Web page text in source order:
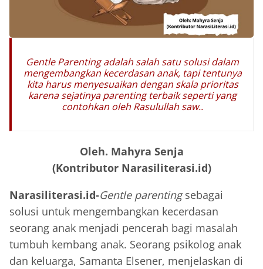
Gentle Parenting adalah salah satu solusi dalam
mengembangkan kecerdasan anak, tapi tentunya
kita harus menyesuaikan dengan skala prioritas
karena sejatinya parenting terbaik seperti yang
contohkan oleh Rasulullah saw..
Oleh. Mahyra Senja
(Kontributor Narasiliterasi.id)
Narasiliterasi.id-Gentle parentingsebagai
solusi untuk mengembangkan kecerdasan
seorang anak menjadi pencerah bagi masalah
tumbuh kembang anak. Seorang psikolog anak
dan keluarga, Samanta Elsener, menjelaskan di